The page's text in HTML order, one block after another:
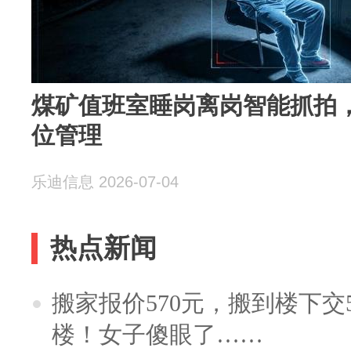
煤矿值班室睡岗离岗智能抓拍
位管理
乐迪信息 2026-07-04
热点新闻
搬家报价570元，搬到楼下
楼！女子傻眼了……